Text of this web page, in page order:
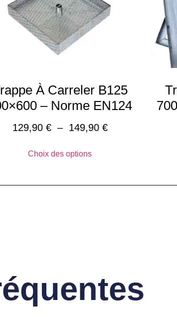
À Carreler B125
– Norme EN124
129,90 € – 149,90 €
Choix des options